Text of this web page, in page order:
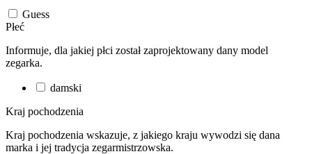
Guess
Płeć
Informuje, dla jakiej płci został zaprojektowany dany model
zegarka.
damski
Kraj pochodzenia
Kraj pochodzenia wskazuje, z jakiego kraju wywodzi się dana
marka i jej tradycja zegarmistrzowska.